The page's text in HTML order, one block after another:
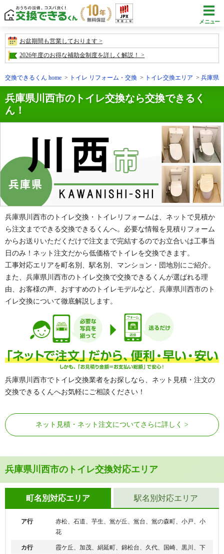
メニュー
お盆期間も営業しております
2026年度のお得な補助金制度を詳しく解説！
交換できるくん home トイレ リフォーム・交換 トイレ交換エリア 兵庫県
兵庫県川西市のトイレ交換なら交換できるく
ん！
兵庫県川西市のトイレ交換・トイレリフォームは、ネットで見積か
ら注文までできる交換できるくんへ。必要な情報を見積りフォーム
からお送りいただくだけで注文まで完結するのでお立合いは工事当
日のみ！ネット注文だから低価格でトイレを交換できます。
工事対応エリアを町名別、駅名別、マンション・団地別にご紹介。
また、兵庫県川西市のトイレ交換で交換できるくんが選ばれる理
由、お客様の声、おすすめのトイレモデルなど、兵庫県川西市のト
イレ交換について徹底解説します。
兵庫県川西市でトイレ交換業者をお探しなら、ネット見積・注文の
交換できるくんへお気軽にご相談ください！
ネット見積・ネット注文についてさらに詳しく
兵庫県川西市のトイレ交換対応エリア
町名別対応エリア
ア行
赤松、石道、芋生、鴬が丘、鴬台、鴬の森町、小戸、小
花
カ行
霞ケ丘、加茂、絹延町、錦松台、久代、国崎、黒川、下
駅名別対応エリア